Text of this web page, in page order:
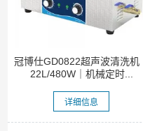
冠博仕GD0822超声波清洗机｜
22L/480W｜机械定时...
详细信息